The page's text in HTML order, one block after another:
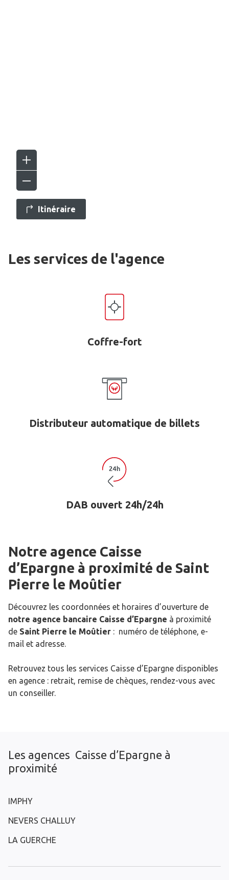
Itinéraire
Les services de l'agence
Coffre-fort
Distributeur automatique de billets
DAB ouvert 24h/24h
Notre agence Caisse
d’Epargne à proximité de Saint
Pierre le Moûtier
Découvrez les coordonnées et horaires d’ouverture de
notre agence bancaire Caisse d’Epargne à proximité
de Saint Pierre le Moûtier : numéro de téléphone, e-
mail et adresse.
Retrouvez tous les services Caisse d’Epargne disponibles
en agence : retrait, remise de chèques, rendez-vous avec
un conseiller.
Les agences Caisse d’Epargne à
proximité
IMPHY
NEVERS CHALLUY
LA GUERCHE